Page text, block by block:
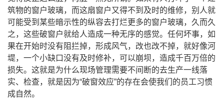
筑物的窗户玻璃，而这扇窗户又得不到及时的维修，别人就
可能受到某些暗示性的纵容去打烂更多的窗户玻璃，久而久
之，这些破窗户就给人造成一种无序的感觉。任何坏事，如
果在开始时没有阻拦掉，形成风气，改也改不掉，就好像河
堤，一个小缺口没有及时修补，可以崩坝，造成千百万倍的
损失。这就是为什么现场管理需要不间断的去生产一线落
实、检查，就是因为“破窗效应”的存在会使我们的员工习惯
成自然。